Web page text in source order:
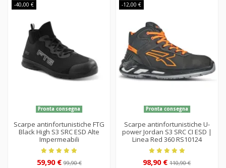
-40,00 €
Pronta consegna
Scarpe antinfortunistiche FTG
Black High S3 SRC ESD Alte
Impermeabili
59,90 €99,90 €
-12,00 €
Pronta consegna
Scarpe antinfortunistiche U-
power Jordan S3 SRC CI ESD |
Linea Red 360 RS10124
98,90 €110,90 €